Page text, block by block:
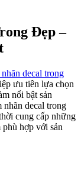
Đẹp –
decal trong
ưu tiên lựa chọn
nổi bật sản
decal trong
cung cấp những
hợp với sản